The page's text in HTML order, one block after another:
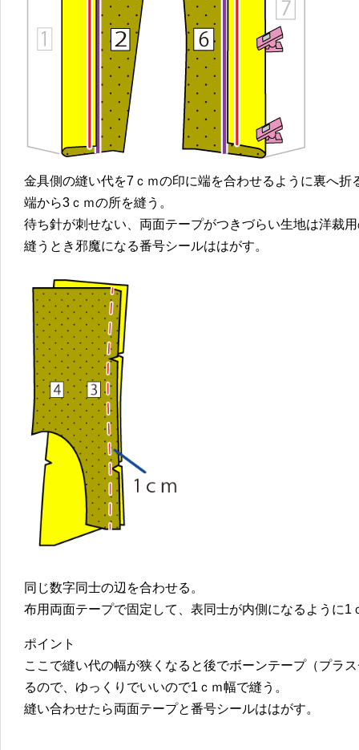
金具側の縫い代を7ｃｍの印に端を合わせるように裏へ折
端から3ｃｍの所を縫う。
待ち針が刺せない、両面テープがつきづらい生地は洋裁
縫うとき邪魔になる番号シールははがす。
同じ数字同士の辺を合わせる。
布用両面テープで固定して、表同士が内側になるように1
ポイント
ここで縫い代の幅が狭くなると後でボーンテープ（プラ
るので、ゆっくりでいいので1ｃｍ幅で縫う。
縫い合わせたら両面テープと番号シールははがす。